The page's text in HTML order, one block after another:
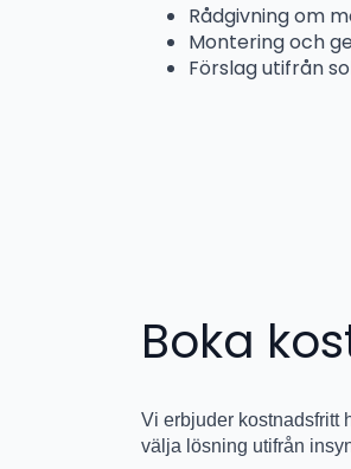
Rådgivning om
Montering och
Förslag utifrån
Boka
Vi erbjuder kostnadsfritt
välja lösning utifrån